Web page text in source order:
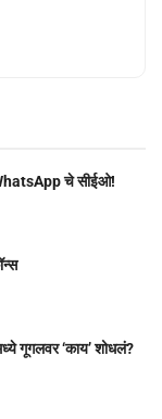
चे सीईओ!
गूगलवर ‘काय’ शोधलं?